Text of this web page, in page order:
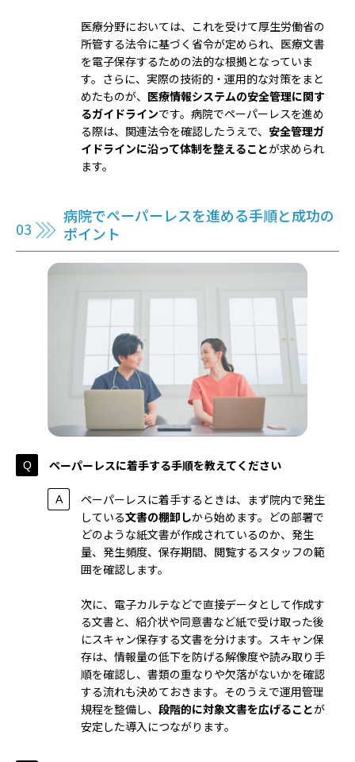
医療分野においては、これを受けて厚生労働省の
所管する法令に基づく省令が定められ、医療文書
を電子保存するための法的な根拠となっていま
す。さらに、実際の技術的・運用的な対策をまと
めたものが、 医療情報システムの安全管理に関す
るガイドラインです。病院でペーパーレスを進め
る際は、関連法令を確認したうえで、 安全管理ガ
イドラインに沿って体制を整えることが求められ
ます。
病院でペーパーレスを進める手順と成功の
ポイント
ペーパーレスに着手する手順を教えてください
ペーパーレスに着手するときは、まず院内で発生
している文書の棚卸しから始めます。どの部署で
どのような紙文書が作成されているのか、発生
量、発生頻度、保存期間、閲覧するスタッフの範
囲を確認します。
次に、電子カルテなどで直接データとして作成す
る文書と、紹介状や同意書など紙で受け取った後
にスキャン保存する文書を分けます。スキャン保
存は、情報量の低下を防げる解像度や読み取り手
順を確認し、書類の重なりや欠落がないかを確認
する流れも決めておきます。そのうえで運用管理
規程を整備し、 段階的に対象文書を広げることが
安定した導入につながります。